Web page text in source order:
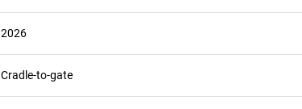
2026
Cradle-to-gate